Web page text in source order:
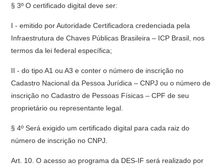
§ 3º O certificado digital deve ser:
I - emitido por Autoridade Certificadora credenciada pela
Infraestrutura de Chaves Públicas Brasileira – ICP Brasil, nos
termos da lei federal específica;
II - do tipo A1 ou A3 e conter o número de inscrição no
Cadastro Nacional da Pessoa Jurídica – CNPJ ou o número de
inscrição no Cadastro de Pessoas Físicas – CPF de seu
proprietário ou representante legal.
§ 4º Será exigido um certificado digital para cada raiz do
número de inscrição no CNPJ.
Art. 10. O acesso ao programa da DES-IF será realizado por